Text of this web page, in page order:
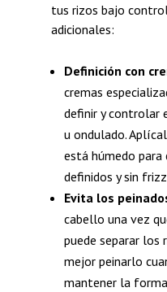
tus rizos bajo
adicionales:
Definición con
cremas
definir y controlar
u ondulado.
está húmedo para
definidos y sin
Evita los
cabello una vez
puede separar los
mejor peinarlo
mantener la